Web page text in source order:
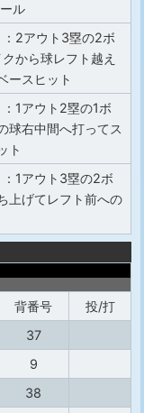
ル
：2アウト3塁の2ボ
から球レフト越え
ースヒット
：1アウト2塁の1ボ
球右中間へ打ってス
ト
：1アウト3塁の2ボ
上げてレフト前への
背番号
投/打
37
9
38